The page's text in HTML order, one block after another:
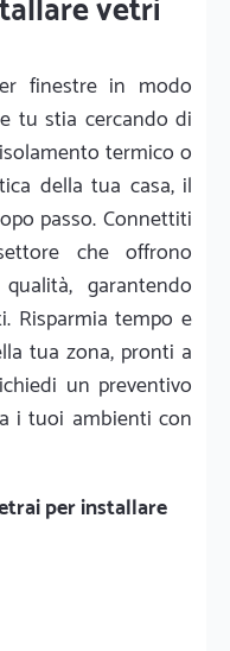
vetri
finestre in modo
tu stia cercando di
termico o
della tua casa, il
passo. Connettiti
che offrono
garantendo
Risparmia tempo e
tua zona, pronti a
un preventivo
i tuoi ambienti con
per installare